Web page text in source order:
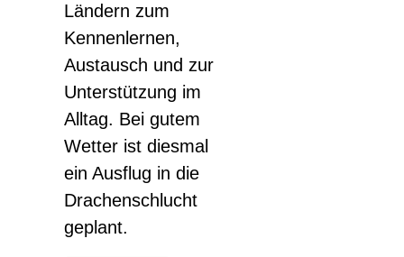
Ländern zum
Kennenlernen,
Austausch und zur
Unterstützung im
Alltag. Bei gutem
Wetter ist diesmal
ein Ausflug in die
Drachenschlucht
geplant.